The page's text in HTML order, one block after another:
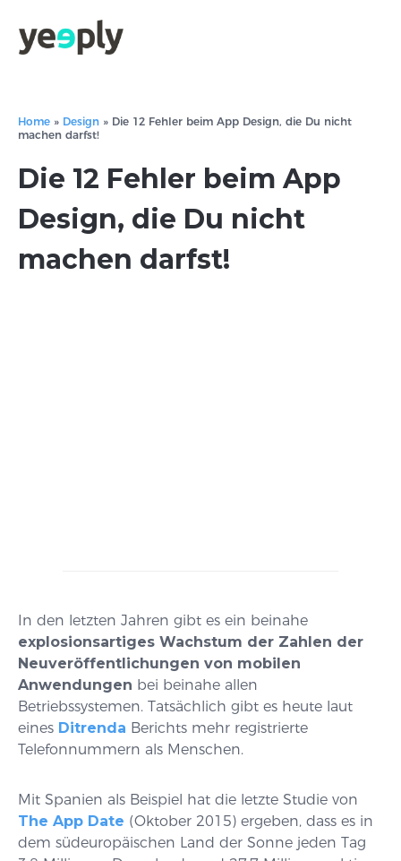
Home » Design » Die 12 Fehler beim App Design, die Du nicht
machen darfst!
Die 12 Fehler beim App
Design, die Du nicht
machen darfst!
In den letzten Jahren gibt es ein beinahe
explosionsartiges Wachstum der Zahlen der
Neuveröffentlichungen von mobilen
Anwendungen bei beinahe allen
Betriebssystemen. Tatsächlich gibt es heute laut
eines Ditrenda Berichts mehr registrierte
Telefonnummern als Menschen.
Mit Spanien als Beispiel hat die letzte Studie von
The App Date (Oktober 2015) ergeben, dass es in
dem südeuropäischen Land der Sonne jeden Tag